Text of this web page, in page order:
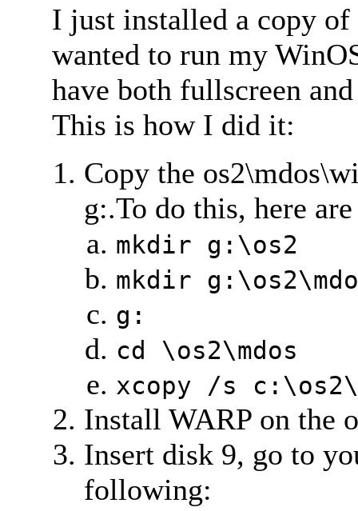
I just installed a copy of
wanted to run my
have both fullscreen
This is how I did it:
Copy the
g:.To do this, here
mkdir g:\os2
mkdir
g:
cd \os2\mdos
xcopy /s
Install WARP on the
Insert disk 9, go to
following: